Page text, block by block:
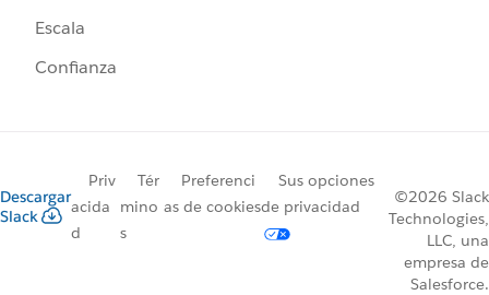
Escala
Confianza
Descargar
Slack
Priv
acida
d
Tér
mino
s
Preferenci
as de cookies
Sus opciones
de privacidad
©2026 Slack
Technologies,
LLC, una
empresa de
Salesforce.